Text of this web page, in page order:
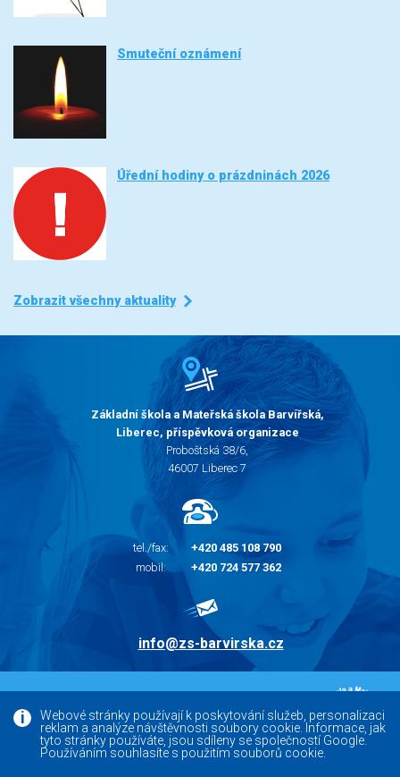
Webové stránky používají k poskytování služeb, personalizaci
reklam a analýze návštěvnosti soubory cookie. Informace, jak
tyto stránky používáte, jsou sdíleny se společností Google.
Používáním souhlasíte s použitím souborů cookie.
Smuteční oznámení
Úřední hodiny o prázdninách 2026
Zobrazit všechny aktuality
Základní škola a Mateřská škola Barvířská,
Liberec, příspěvková organizace
Proboštská 38/6,
46007 Liberec 7
tel./fax:
+420 485 108 790
mobil:
+420 724 577 362
info@zs-barvirska.cz
Facebook